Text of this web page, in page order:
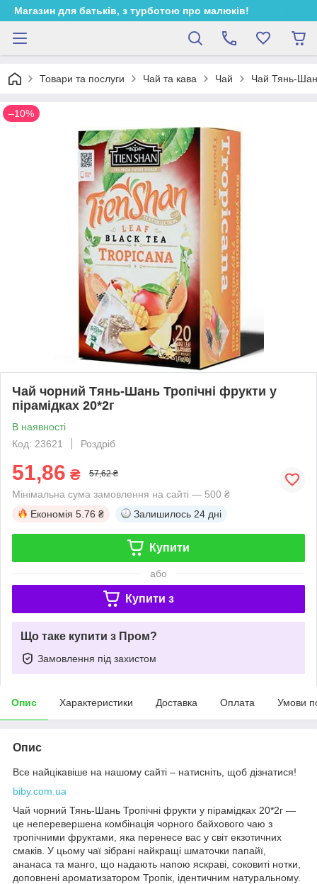
Магазин для батьків, з турботою про малюків!
Товари та послуги Чай та кава Чай Чай Тянь-
–10%
Чай чорний Тянь-Шань Тропічні фрукти у
пірамідках 20*2г
В наявності
Код: 23621
Роздріб
51,86 ₴ 57,62 ₴
Мінімальна сума замовлення на сайті — 500 ₴
Економія 5.76 ₴ Залишилось 24 дні
Купити
або
Купити з
Що таке купити з Пром?
Замовлення під захистом
Опис Характеристики Доставка Оплата Умови
Опис
Все найцікавіше на нашому сайті – натисніть, щоб дізнатися!
biby.com.ua
Чай чорний Тянь-Шань Тропічні фрукти у пірамідках 20*2г —
це неперевершена комбінація чорного байхового чаю з
тропічними фруктами, яка перенесе вас у світ екзотичних
смаків. У цьому чаї зібрані найкращі шматочки папайї,
ананаса та манго, що надають напою яскраві, соковиті нотки,
доповнені ароматизатором Тропік, ідентичним натуральному.